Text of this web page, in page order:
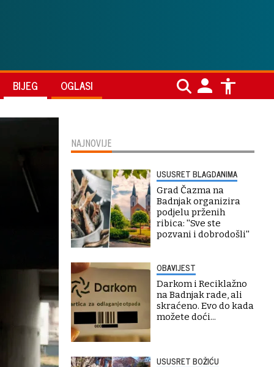
BIJEG OGLASI
NAJNOVIJE
USUSRET BLAGDANIMA
Grad Čazma na
Badnjak organizira
podjelu prženih
ribica: ''Sve ste
pozvani i dobrodošli''
OBAVIJEST
Darkom i Reciklažno
na Badnjak rade, ali
skraćeno. Evo do kada
možete doći...
USUSRET BOŽIĆU